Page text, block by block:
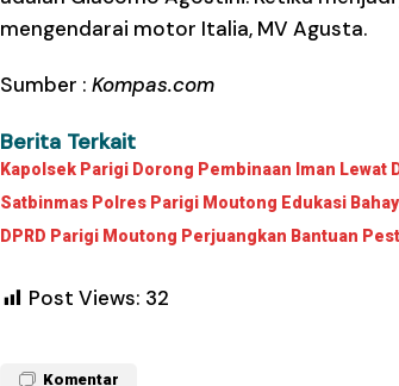
mengendarai motor Italia, MV Agusta.
Sumber : Kompas.com
Berita Terkait
Kapolsek Parigi Dorong Pembinaan Iman Lewat
Satbinmas Polres Parigi Moutong Edukasi
DPRD Parigi Moutong Perjuangkan Bantuan
Post Views: 32
Komentar